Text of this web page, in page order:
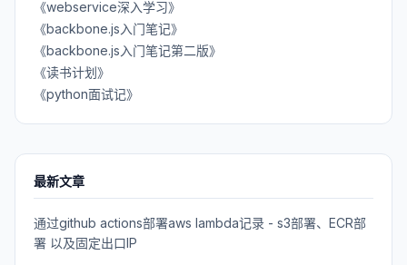
《webservice深入学习》
《backbone.js入门笔记》
《backbone.js入门笔记第二版》
《读书计划》
《python面试记》
最新文章
通过github actions部署aws lambda记录 - s3部署、ECR部
署 以及固定出口IP